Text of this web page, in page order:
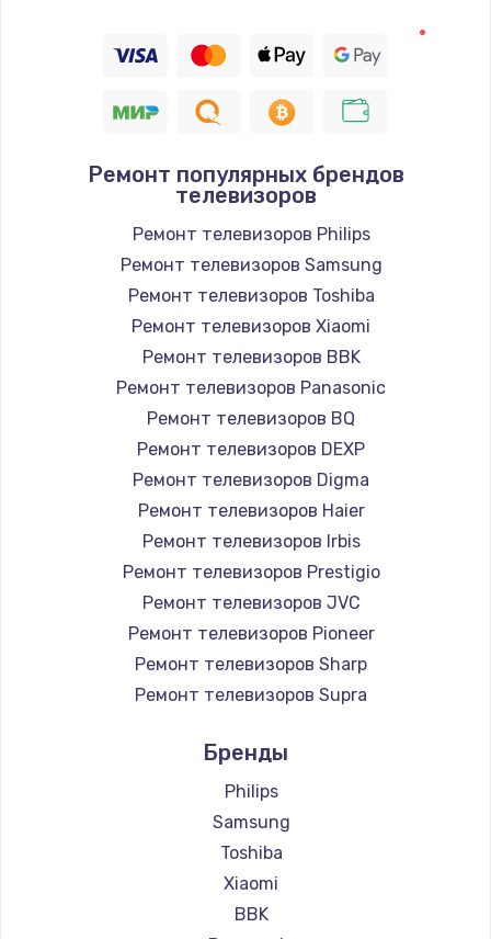
Восстановление цепи питания, пайка
Заказать
Программный ремонт/прошивка
Замена Bluetooth/Wi-Fi модуля
Заказать
Замена картридера
890 руб.
Заказать
Замена микросхемы NFC
1100 руб.
Заказать
Замена шим-контроллера
Заказать
Настройка Wi-Fi
1030 руб.
Заказать
Ремонт популярных брендов
телевизоров
Ремонт телевизоров Philips
Ремонт телевизоров Samsung
Ремонт телевизоров Toshiba
Ремонт телевизоров Xiaomi
Ремонт телевизоров BBK
Ремонт телевизоров Panasonic
Ремонт телевизоров BQ
Ремонт телевизоров DEXP
Ремонт телевизоров Digma
Ремонт телевизоров Haier
Ремонт телевизоров Irbis
Ремонт телевизоров Prestigio
Ремонт телевизоров JVC
Ремонт телевизоров Pioneer
Ремонт телевизоров Sharp
Ремонт телевизоров Supra
Ремонт телевизоров Hisense
Ремонт телевизоров Daewoo
Ремонт телевизоров Centek
Ремонт телевизоров Telefunken
Ремонт телевизоров Hyundai
Ремонт телевизоров Doffler
Бренды
Philips
Samsung
Toshiba
Xiaomi
BBK